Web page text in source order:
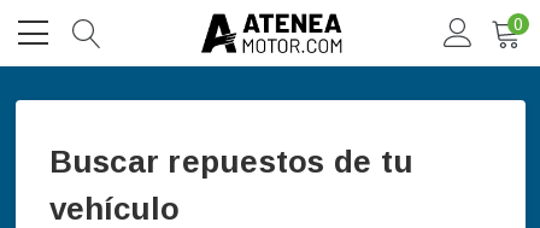
0
Buscar repuestos de tu
vehículo